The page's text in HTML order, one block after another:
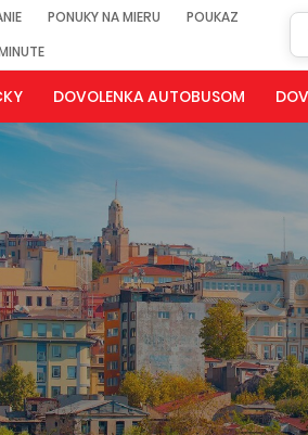
PONUKY NA MIERU
POUKAZ
DOVOLENKA AUTOBUSOM